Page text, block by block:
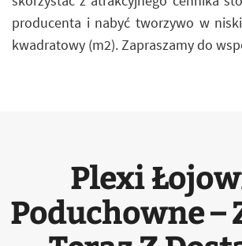
producenta i nabyć tworzywo w
kwadratowy (m2). Zapraszamy do
Plexi
Poduchowne –